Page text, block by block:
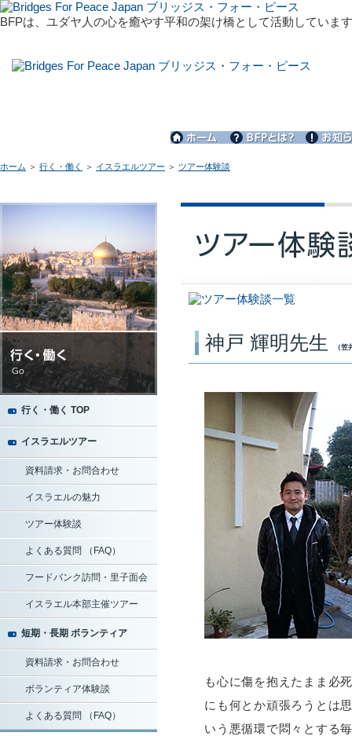
BFPは、ユダヤ人の心を癒やす平和の架け橋として活動しています
ホーム ＞ 行く・働く ＞ イスラエルツアー ＞ ツアー体験談
神戸 輝明先生 （
も心に傷を抱えたまま必
にも何とか頑張ろうとは
いう悪循環で悶々とする
行く・働く TOP
イスラエルツアー
資料請求・お問合わせ
イスラエルの魅力
ツアー体験談
よくある質問 （FAQ）
フードバンク訪問・里子面会
イスラエル本部主催ツアー
短期・長期 ボランティア
資料請求・お問合わせ
ボランティア体験談
よくある質問 （FAQ）